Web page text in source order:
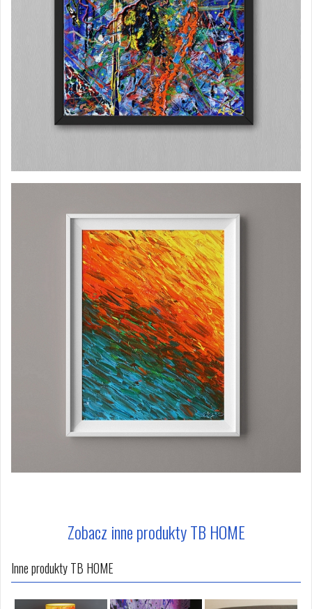
Zobacz inne produkty TB HOME
Inne produkty TB HOME